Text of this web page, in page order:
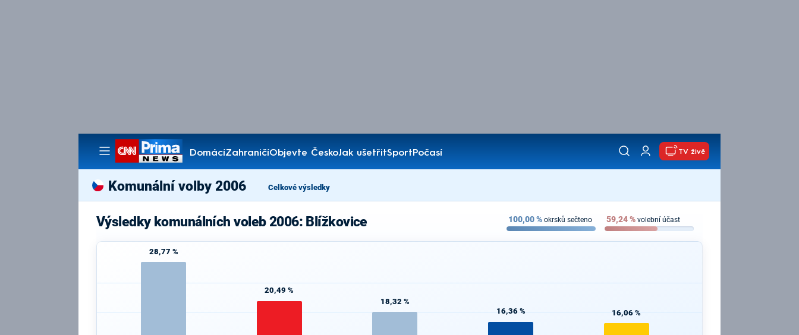
DomácíZahraničíObjevte ČeskoJak ušetřitSportPočasí
Pořady
TV živě
Komunální volby 2006 Celkové výsledky
Výsledky komunálních voleb 2006: Blížkovice 100,00% okrsků sečteno 59,24% volební účast
28,77 %
20,49 %
18,32 %
16,36 % 16,06 %